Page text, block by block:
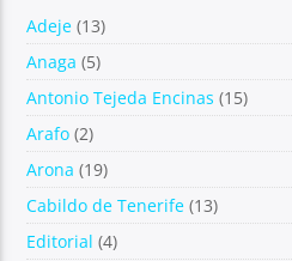
Adeje (13)
Anaga (5)
Antonio Tejeda Encinas (15)
Arafo (2)
Arona (19)
Cabildo de Tenerife (13)
Editorial (4)